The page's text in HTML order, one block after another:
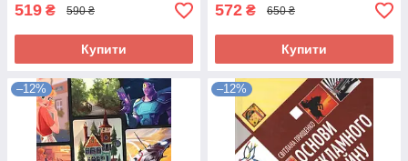
519 ₴ 590 ₴
Купити
572 ₴ 650 ₴
Купити
–12% –12%